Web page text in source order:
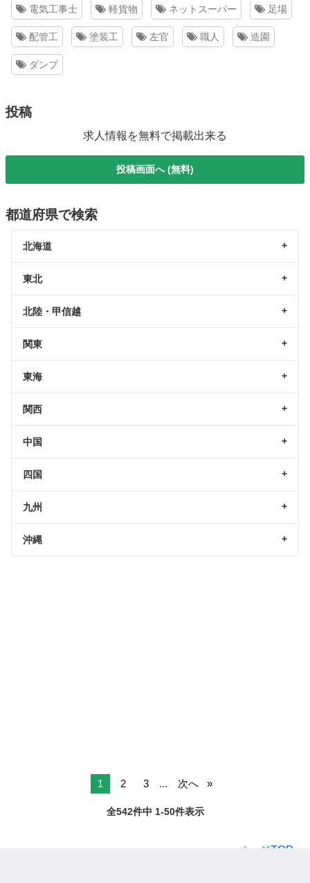
電気工事士 軽貨物 ネットスーパー 足場
配管工 塗装工 左官 職人 造園
ダンプ
投稿
求人情報を無料で掲載出来る
投稿画面へ (無料)
都道府県で検索
北海道
東北
北陸・甲信越
関東
東海
関西
中国
四国
九州
沖縄
1 2 3 ... 次へ
全542件中 1-50件表示
ページTOPへ